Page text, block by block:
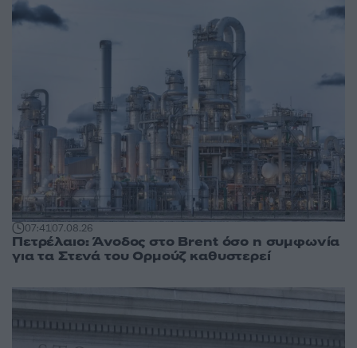
07:4107.08.26
Πετρέλαιο: Άνοδος στο Brent όσο η συμφωνία
για τα Στενά του Ορμούζ καθυστερεί